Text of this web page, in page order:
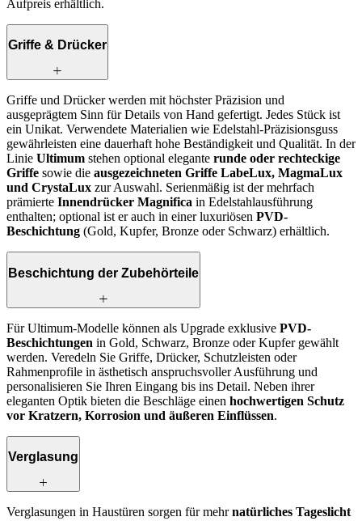
Aufpreis erhältlich.
Griffe & Drücker
Griffe und Drücker werden mit höchster Präzision und
ausgeprägtem Sinn für Details von Hand gefertigt. Jedes Stück ist
ein Unikat. Verwendete Materialien wie Edelstahl-Präzisionsguss
gewährleisten eine dauerhaft hohe Beständigkeit und Qualität. In der
Linie Ultimum stehen optional elegante runde oder rechteckige
Griffe sowie die ausgezeichneten Griffe LabeLux, MagmaLux
und CrystaLux zur Auswahl. Serienmäßig ist der mehrfach
prämierte Innendrücker Magnifica in Edelstahlausführung
enthalten; optional ist er auch in einer luxuriösen PVD-
Beschichtung (Gold, Kupfer, Bronze oder Schwarz) erhältlich.
Beschichtung der Zubehörteile
Für Ultimum-Modelle können als Upgrade exklusive PVD-
Beschichtungen in Gold, Schwarz, Bronze oder Kupfer gewählt
werden. Veredeln Sie Griffe, Drücker, Schutzleisten oder
Rahmenprofile in ästhetisch anspruchsvoller Ausführung und
personalisieren Sie Ihren Eingang bis ins Detail. Neben ihrer
eleganten Optik bieten die Beschläge einen hochwertigen Schutz
vor Kratzern, Korrosion und äußeren Einflüssen.
Verglasung
Verglasungen in Haustüren sorgen für mehrnatürliches Tageslicht